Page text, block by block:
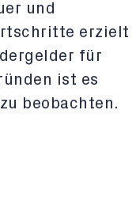
und
erzielt
für
ist es
beobachten.